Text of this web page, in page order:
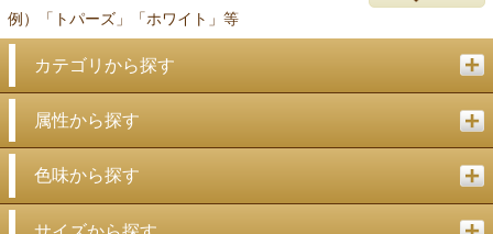
例）「トパーズ」「ホワイト」等
カテゴリから探す
属性から探す
色味から探す